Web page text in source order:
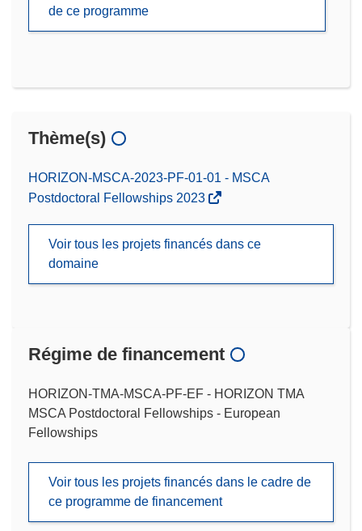
de ce programme
Thème(s)
HORIZON-MSCA-2023-PF-01-01 - MSCA
Postdoctoral Fellowships 2023
Voir tous les projets financés dans ce
domaine
Régime de financement
HORIZON-TMA-MSCA-PF-EF - HORIZON TMA
MSCA Postdoctoral Fellowships - European
Fellowships
Voir tous les projets financés dans le cadre de
ce programme de financement